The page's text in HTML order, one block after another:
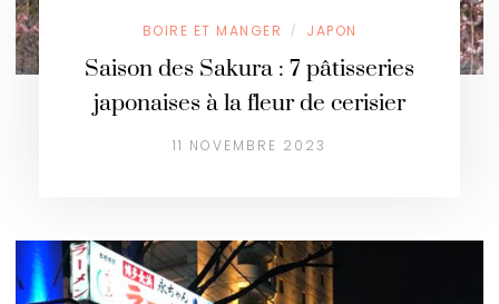
BOIRE ET MANGER / JAPON
Saison des Sakura : 7 pâtisseries
japonaises à la fleur de cerisier
11 NOVEMBRE 2023